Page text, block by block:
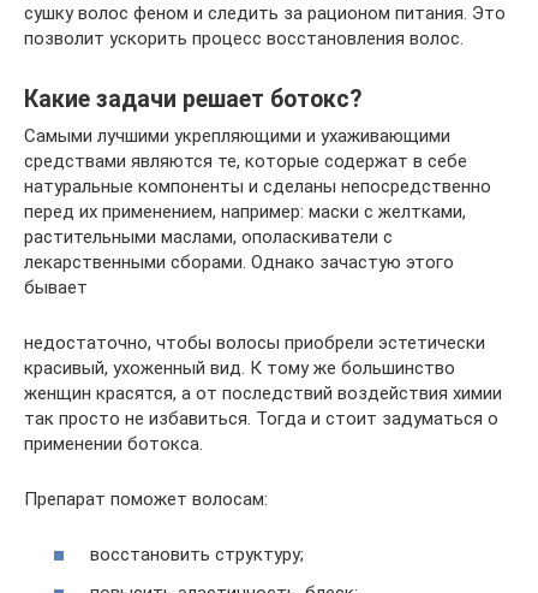
сушку волос феном и следить за рационом питания. Это
позволит ускорить процесс восстановления волос.
Какие задачи решает ботокс?
Самыми лучшими укрепляющими и ухаживающими
средствами являются те, которые содержат в себе
натуральные компоненты и сделаны непосредственно
перед их применением, например: маски с желтками,
растительными маслами, ополаскиватели с
лекарственными сборами. Однако зачастую этого
бывает
недостаточно, чтобы волосы приобрели эстетически
красивый, ухоженный вид. К тому же большинство
женщин красятся, а от последствий воздействия химии
так просто не избавиться. Тогда и стоит задуматься о
применении ботокса.
Препарат поможет волосам:
восстановить структуру;